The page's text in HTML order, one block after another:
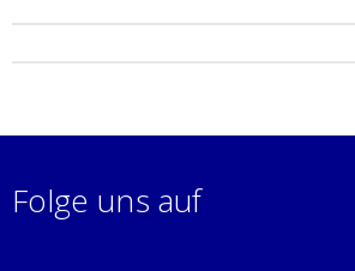
Folge uns auf